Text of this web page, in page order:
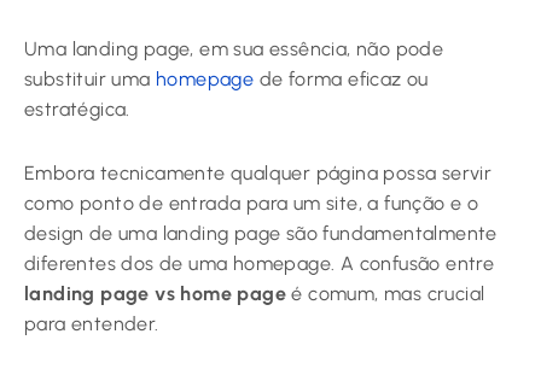
Uma landing page, em sua essência, não pode
substituir uma homepage de forma eficaz ou
estratégica.
Embora tecnicamente qualquer página possa servir
como ponto de entrada para um site, a função e o
design de uma landing page são fundamentalmente
diferentes dos de uma homepage. A confusão entre
landing page vs home page é comum, mas crucial
para entender.